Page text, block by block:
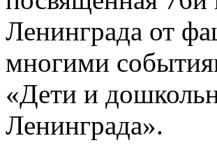
Ленинграда от
многими
«Дети и
Ленинграда».